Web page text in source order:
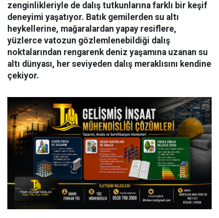
zenginlikleriyle de dalış tutkunlarına farklı bir keşif
deneyimi yaşatıyor. Batık gemilerden su altı
heykellerine, mağaralardan yapay resiflere,
yüzlerce vatozun gözlemlenebildiği dalış
noktalarından rengarenk deniz yaşamına uzanan su
altı dünyası, her seviyeden dalış meraklısını kendine
çekiyor.